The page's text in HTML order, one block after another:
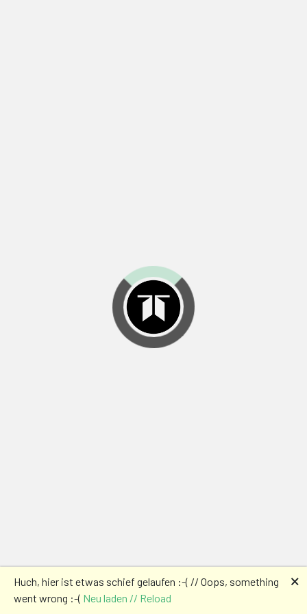
Huch, hier ist etwas schief gelaufen :-( // Oops, something
went wrong :-( Neu laden // Reload
🗙